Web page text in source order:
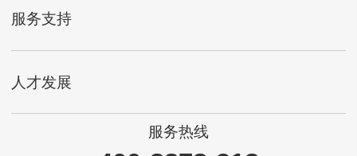
服务支持
人才发展
服务热线